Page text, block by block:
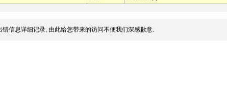
信息详细记录, 由此给您带来的访问不便我们深感歉意.